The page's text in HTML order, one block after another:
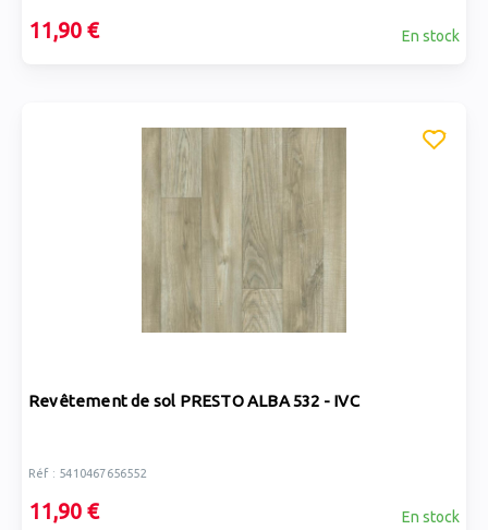
11,90 € En stock
Revêtement de sol PRESTO ALBA 532 - IVC
Réf : 5410467656552
11,90 € En stock